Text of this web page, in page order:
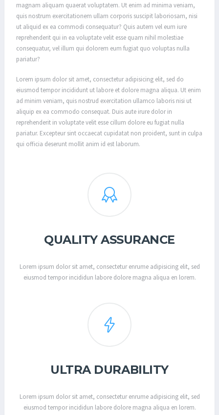
magnam aliquam quaerat voluptatem. Ut enim ad minima veniam,
quis nostrum exercitationem ullam corporis suscipit laboriosam, nisi
ut aliquid ex ea commodi consequatur? Quis autem vel eum iure
reprehenderit qui in ea voluptate velit esse quam nihil molestiae
consequatur, vel illum qui dolorem eum fugiat quo voluptas nulla
pariatur?
Lorem ipsum dolor sit amet, consectetur adipisicing elit, sed do
eiusmod tempor incididunt ut labore et dolore magna aliqua. Ut enim
ad minim veniam, quis nostrud exercitation ullamco laboris nisi ut
aliquip ex ea commodo consequat. Duis aute irure dolor in
reprehenderit in voluptate velit esse cillum dolore eu fugiat nulla
pariatur. Excepteur sint occaecat cupidatat non proident, sunt in culpa
qui officia deserunt mollit anim id est laborum.
QUALITY ASSURANCE
Lorem ipsum dolor sit amet, consectetur enrume adipisicing elit, sed
eiusmod tempor incididun labore dolore magna aliqua en lorem.
ULTRA DURABILITY
Lorem ipsum dolor sit amet, consectetur enrume adipisicing elit, sed
eiusmod tempor incididun labore dolore magna aliqua en lorem.